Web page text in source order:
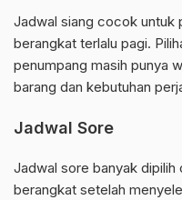
Jadwal siang cocok untuk
berangkat terlalu pagi.
penumpang masih punya
barang dan kebutuhan
Jadwal Sore
Jadwal sore banyak dipilih
berangkat setelah